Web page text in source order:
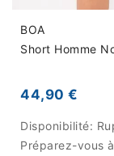
BOA
Short Homme
44,90 €
Disponibilité:
Préparez-vous